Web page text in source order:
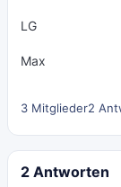
LG
Max
3 Mitglieder2
2 Antworten